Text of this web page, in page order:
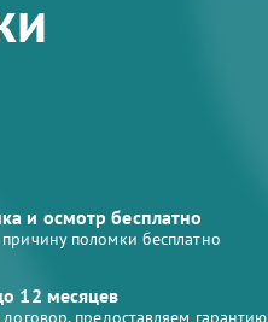
и осмотр бесплатно
поломки бесплатно
12 месяцев
предоставляем гарантию